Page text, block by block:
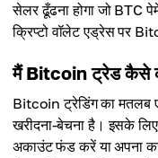
सेलर ढूँढना होगा जो BTC
क्रिप्टो वॉलेट एड्रेस पर
मैं Bitcoin ट्रेड कैसे
Bitcoin ट्रेडिंग का मतलब
खरीदना-बेचना है। इसके
अकाउंट फंड करें या अपना